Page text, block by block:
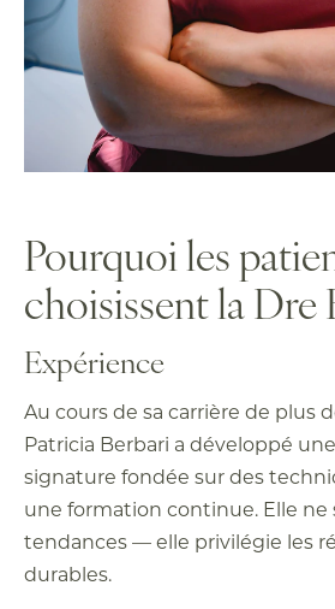
Pourquoi les
choisissent la Dre
Expérience
Au cours de sa carrière de plus
Patricia Berbari a développé
signature fondée sur des
une formation continue. Elle ne
tendances — elle privilégie les
durables.